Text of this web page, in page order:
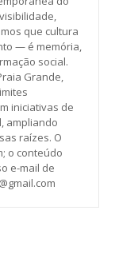
que cultura
— é memória,
social.
Grande,
iniciativas de
ampliando
raízes. O
o conteúdo
e-mail de